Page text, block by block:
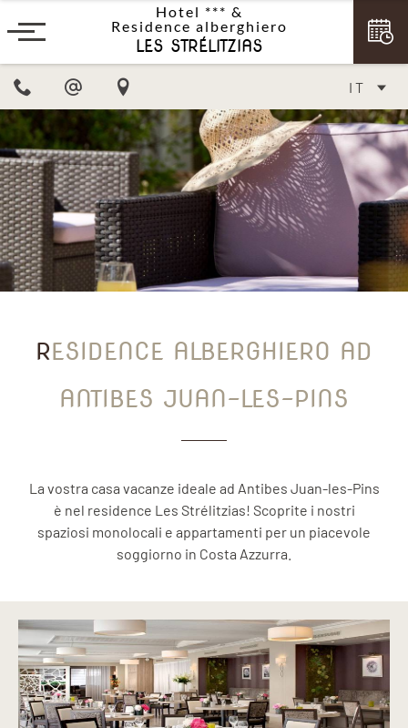
Hotel *** &
Residence alberghiero
LES STRÉLITZIAS
IT
RESIDENCE ALBERGHIERO AD
ANTIBES JUAN-LES-PINS
La vostra casa vacanze ideale ad Antibes Juan-les-Pins
è nel residence Les Strélitzias! Scoprite i nostri
spaziosi monolocali e appartamenti per un piacevole
soggiorno in Costa Azzurra.